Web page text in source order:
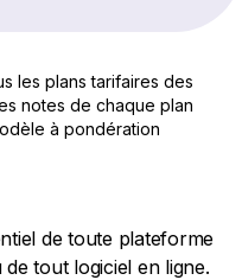
les plans tarifaires des
notes de chaque plan
à pondération
de toute plateforme
tout logiciel en ligne.